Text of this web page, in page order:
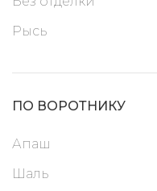
68
70
Рысь
ПО ВОРОТНИКУ
Апаш
Шаль